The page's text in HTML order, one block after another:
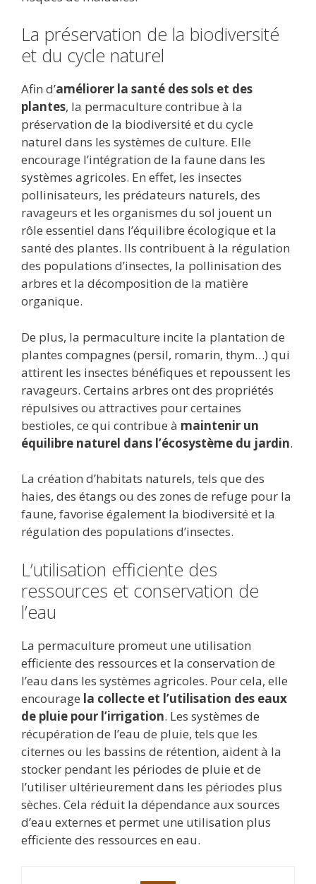
La préservation de la biodiversité
et du cycle naturel
Afin d’améliorer la santé des sols et des
plantes, la permaculture contribue à la
préservation de la biodiversité et du cycle
naturel dans les systèmes de culture. Elle
encourage l’intégration de la faune dans les
systèmes agricoles. En effet, les insectes
pollinisateurs, les prédateurs naturels, des
ravageurs et les organismes du sol jouent un
rôle essentiel dans l’équilibre écologique et la
santé des plantes. Ils contribuent à la régulation
des populations d’insectes, la pollinisation des
arbres et la décomposition de la matière
organique.
De plus, la permaculture incite la plantation de
plantes compagnes (persil, romarin, thym…) qui
attirent les insectes bénéfiques et repoussent les
ravageurs. Certains arbres ont des propriétés
répulsives ou attractives pour certaines
bestioles, ce qui contribue à maintenir un
équilibre naturel dans l’écosystème du jardin.
La création d’habitats naturels, tels que des
haies, des étangs ou des zones de refuge pour la
faune, favorise également la biodiversité et la
régulation des populations d’insectes.
L’utilisation efficiente des
ressources et conservation de
l’eau
La permaculture promeut une utilisation
efficiente des ressources et la conservation de
l’eau dans les systèmes agricoles. Pour cela, elle
encourage la collecte et l’utilisation des eaux
de pluie pour l’irrigation. Les systèmes de
récupération de l’eau de pluie, tels que les
citernes ou les bassins de rétention, aident à la
stocker pendant les périodes de pluie et de
l’utiliser ultérieurement dans les périodes plus
sèches. Cela réduit la dépendance aux sources
d’eau externes et permet une utilisation plus
efficiente des ressources en eau.